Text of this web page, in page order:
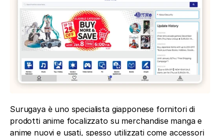
Surugaya è uno specialista giapponese fornitori di
prodotti anime focalizzato su merchandise manga e
anime nuovi e usati, spesso utilizzati come accessori